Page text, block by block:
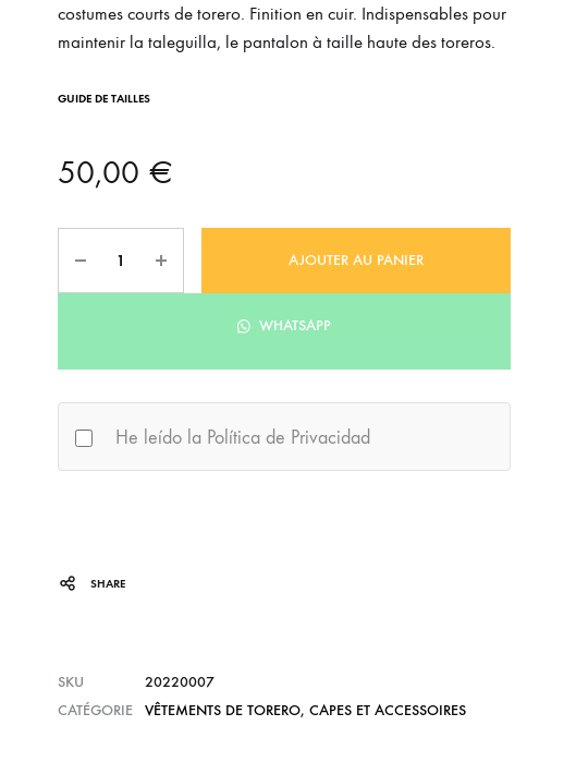
costumes courts de torero. Finition en cuir. Indispensables pour
maintenir la taleguilla, le pantalon à taille haute des toreros.
GUIDE DE TAILLES
50,00 €
AJOUTER AU PANIER
WHATSAPP
He leído la Política de Privacidad
SHARE
SKU
20220007
CATÉGORIE
VÊTEMENTS DE TORERO, CAPES ET ACCESSOIRES